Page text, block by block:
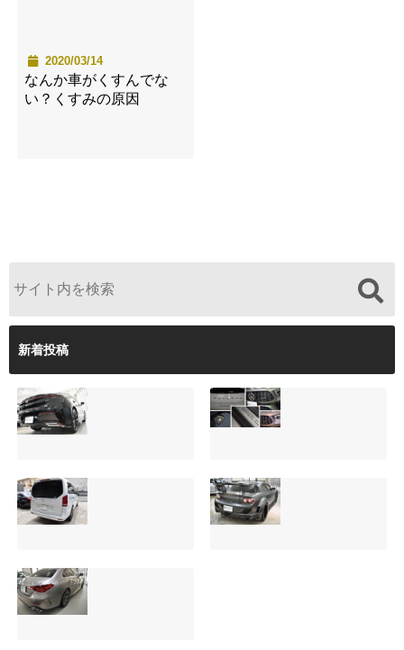
2020/03/14
なんか車がくすんでな
い？くすみの原因
新着投稿
【施工事例】クラ
ウンクロスオーバ
ーの黒を輝かせ
と車内イルミネー
ション設置
2026.08.08
夏季休暇について
ご案内【2026年】
2026.08.05
サンルーフ付きベ
ンツVクラス
（V220d）にフリ